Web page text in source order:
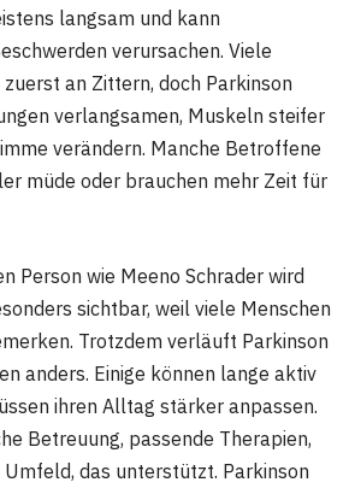
langsam und kann
verursachen. Viele
an Zittern, doch Parkinson
verlangsamen, Muskeln steifer
verändern. Manche Betroffene
müde oder brauchen mehr Zeit für
Person wie Meeno Schrader wird
sichtbar, weil viele Menschen
Trotzdem verläuft Parkinson
anders. Einige können lange aktiv
ihren Alltag stärker anpassen.
Betreuung, passende Therapien,
Umfeld, das unterstützt. Parkinson